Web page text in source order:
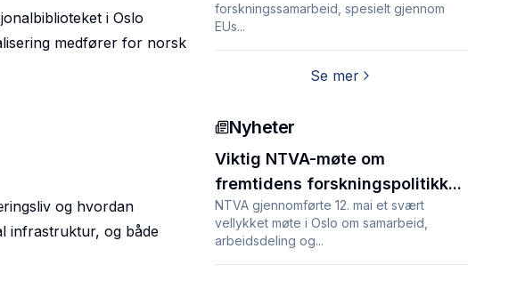
i Oslo
medfører for norsk
og hvordan
infrastruktur, og både
forskningssamarbeid, spesielt gjennom
EUs...
Se mer
Nyheter
Viktig NTVA-møte om
fremtidens forskningspolitikk...
NTVA gjennomførte 12. mai et svært
vellykket møte i Oslo om samarbeid,
arbeidsdeling og...